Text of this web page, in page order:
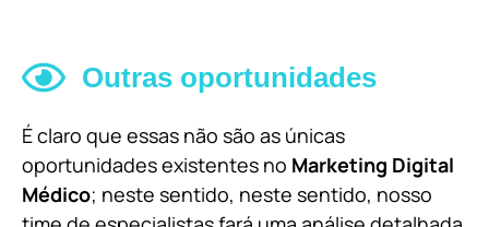
Outras oportunidades
É claro que essas não são as únicas
oportunidades existentes no Marketing Digital
Médico; neste sentido, neste sentido, nosso